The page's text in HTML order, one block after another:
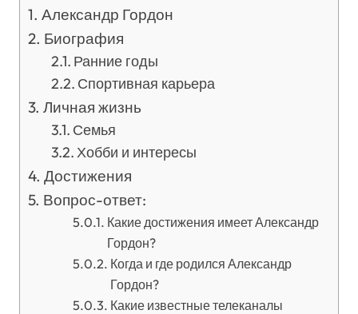
Александр Гордон
Биография
Ранние годы
Спортивная карьера
Личная жизнь
Семья
Хобби и интересы
Достижения
Вопрос-ответ:
Какие достижения имеет Александр
Гордон?
Когда и где родился Александр
Гордон?
Какие известные телеканалы